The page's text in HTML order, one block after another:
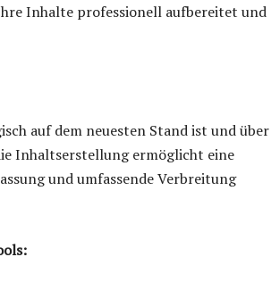
Inhalte professionell aufbereitet und
auf dem neuesten Stand ist und über
Inhaltserstellung ermöglicht eine
und umfassende Verbreitung